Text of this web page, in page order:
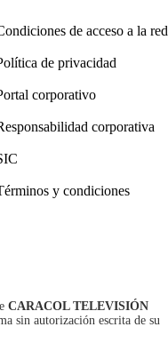
de acceso a la red
de privacidad
corporativo
corporativa
y condiciones
CARACOL TELEVISIÓN
sin autorización escrita de su